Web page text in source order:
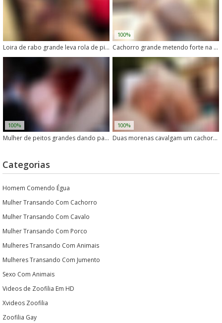
Loira de rabo grande leva rola de pitbull com vontade
100%
Cachorro grande metendo forte na dona safada
100%
Mulher de peitos grandes dando para seu cachorro
100%
Duas morenas cavalgam um cachorro enquanto transam sem parar
Categorias
Homem Comendo Égua
Mulher Transando Com Cachorro
Mulher Transando Com Cavalo
Mulher Transando Com Porco
Mulheres Transando Com Animais
Mulheres Transando Com Jumento
Sexo Com Animais
Videos de Zoofilia Em HD
Xvideos Zoofilia
Zoofilia Gay